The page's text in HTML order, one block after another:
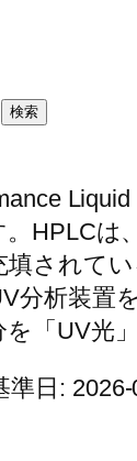
検索
。HPLC
されて
分析装置
を「UV光
準日: 2026-